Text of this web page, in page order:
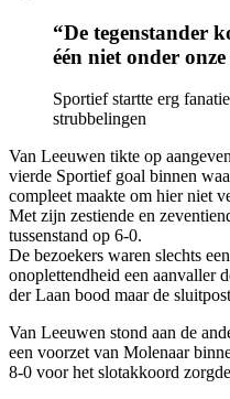
“De tegenstander
één niet onder
Sportief startte erg
strubbelingen
Van Leeuwen tikte op
vierde Sportief goal binnen
compleet maakte om hier niet
Met zijn zestiende en
tussenstand op 6-0.
De bezoekers waren slechts
onoplettendheid een aanvaller
der Laan bood maar de
Van Leeuwen stond aan de
een voorzet van Molenaar
8-0 voor het slotakkoord